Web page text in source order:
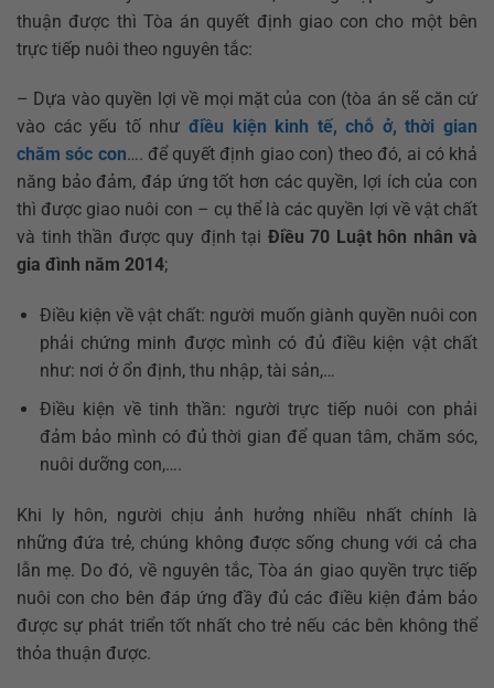
thuận được thì Tòa án quyết định giao con cho một bên
trực tiếp nuôi theo nguyên tắc:
– Dựa vào quyền lợi về mọi mặt của con (tòa án sẽ căn cứ
vào các yếu tố như điều kiện kinh tế, chỗ ở, thời gian
chăm sóc con…. để quyết định giao con) theo đó, ai có khả
năng bảo đảm, đáp ứng tốt hơn các quyền, lợi ích của con
thì được giao nuôi con – cụ thể là các quyền lợi về vật chất
và tinh thần được quy định tại Điều 70 Luật hôn nhân và
gia đình năm 2014;
Điều kiện về vật chất: người muốn giành quyền nuôi con
phải chứng minh được mình có đủ điều kiện vật chất
như: nơi ở ổn định, thu nhập, tài sản,…
Điều kiện về tinh thần: người trực tiếp nuôi con phải
đảm bảo mình có đủ thời gian để quan tâm, chăm sóc,
nuôi dưỡng con,….
Khi ly hôn, người chịu ảnh hưởng nhiều nhất chính là
những đứa trẻ, chúng không được sống chung với cả cha
lẫn mẹ. Do đó, về nguyên tắc, Tòa án giao quyền trực tiếp
nuôi con cho bên đáp ứng đầy đủ các điều kiện đảm bảo
được sự phát triển tốt nhất cho trẻ nếu các bên không thể
thỏa thuận được.